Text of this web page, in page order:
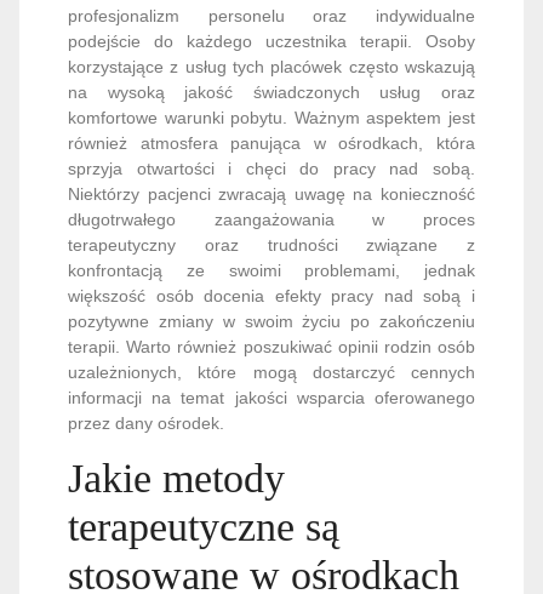
profesjonalizm personelu oraz indywidualne
podejście do każdego uczestnika terapii. Osoby
korzystające z usług tych placówek często wskazują
na wysoką jakość świadczonych usług oraz
komfortowe warunki pobytu. Ważnym aspektem jest
również atmosfera panująca w ośrodkach, która
sprzyja otwartości i chęci do pracy nad sobą.
Niektórzy pacjenci zwracają uwagę na konieczność
długotrwałego zaangażowania w proces
terapeutyczny oraz trudności związane z
konfrontacją ze swoimi problemami, jednak
większość osób docenia efekty pracy nad sobą i
pozytywne zmiany w swoim życiu po zakończeniu
terapii. Warto również poszukiwać opinii rodzin osób
uzależnionych, które mogą dostarczyć cennych
informacji na temat jakości wsparcia oferowanego
przez dany ośrodek.
Jakie metody
terapeutyczne są
stosowane w ośrodkach